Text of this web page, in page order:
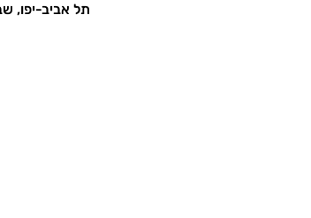
תל אביב-יפו, שביל המרץ 2,